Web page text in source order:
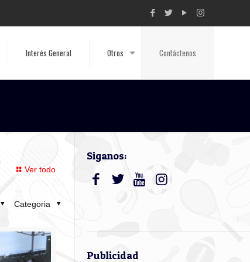
Interés General Otros Contáctenos
Ver todo
Categoria
Siganos:
Publicidad